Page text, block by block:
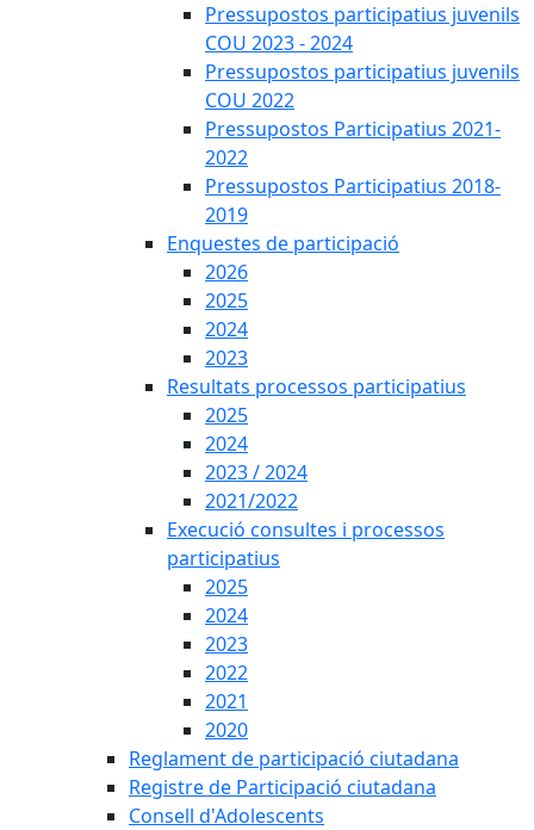
Pressupostos participatius juvenils
COU 2023 - 2024
Pressupostos participatius juvenils
COU 2022
Pressupostos Participatius 2021-
2022
Pressupostos Participatius 2018-
2019
Enquestes de participació
2026
2025
2024
2023
Resultats processos participatius
2025
2024
2023 / 2024
2021/2022
Execució consultes i processos
participatius
2025
2024
2023
2022
2021
2020
Reglament de participació ciutadana
Registre de Participació ciutadana
Consell d'Adolescents